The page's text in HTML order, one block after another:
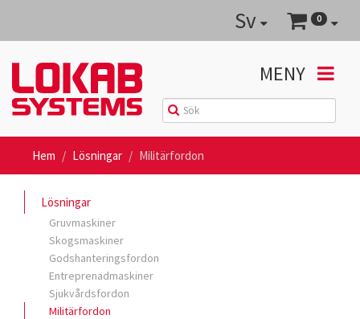
0
Sv
MENY
Hem Lösningar Militärfordon
Lösningar
Gruvmaskiner
Skogsmaskiner
Godshanteringsfordon
Entreprenadmaskiner
Sjukvårdsfordon
Militärfordon